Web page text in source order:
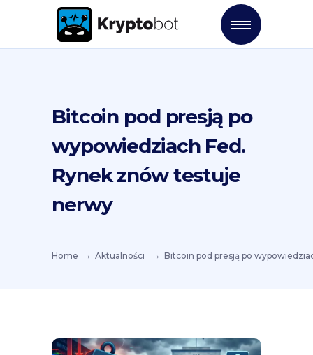
Bitcoin pod presją po
wypowiedziach Fed.
Rynek znów testuje
nerwy
Home Aktualności Bitcoin pod presją po